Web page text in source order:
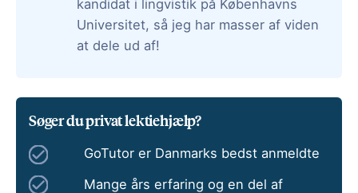
kandidat i lingvistik på Københavns
Universitet, så jeg har masser af viden
at dele ud af!
Søger du privat lektiehjælp?
GoTutor er Danmarks bedst anmeldte
Mange års erfaring og en del af